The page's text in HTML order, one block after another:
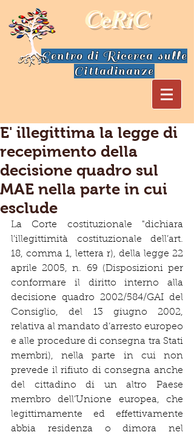
CeRiC
Centro di Ricerca sulle
Cittadinanze
E' illegittima la legge di
recepimento della
decisione quadro sul
MAE nella parte in cui
esclude
La Corte costituzionale "dichiara
l’illegittimità costituzionale dell’art.
18, comma 1, lettera r), della legge 22
aprile 2005, n. 69 (Disposizioni per
conformare il diritto interno alla
decisione quadro 2002/584/GAI del
Consiglio, del 13 giugno 2002,
relativa al mandato d’arresto europeo
e alle procedure di consegna tra Stati
membri), nella parte in cui non
prevede il rifiuto di consegna anche
del cittadino di un altro Paese
membro dell’Unione europea, che
legittimamente ed effettivamente
abbia residenza o dimora nel